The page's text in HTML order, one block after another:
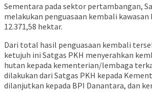
Sementara pada sektor pertambangan,
melakukan penguasaan kembali kawasan
12.371,58 hektar.
Dari total hasil penguasaan kembali
ketujuh ini Satgas PKH menyerahkan
hutan kepada kementerian/lembaga
dilakukan dari Satgas PKH kepada
dilanjutkan kepada BPI Danantara, dan